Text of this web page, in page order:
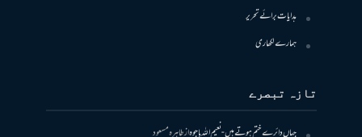
ہدایات برائے تحریر
ہمارے لکھاری
تازہ تبصرے
جہاں دائرے ختم ہوتے ہیں- نعیم اللہ باجوہازطاہرہ مسعود